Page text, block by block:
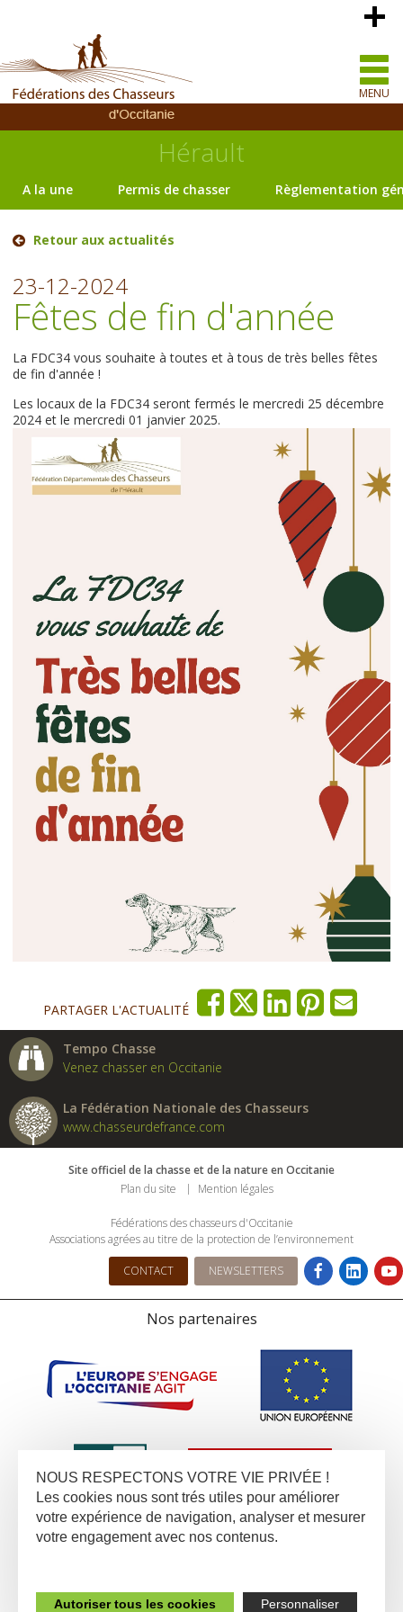
MENU
Hérault
A la une Permis de chasser Règlementation
Retour aux actualités
23-12-2024
Fêtes de fin d'année
La FDC34 vous souhaite à toutes et à tous de très belles fêtes
de fin d'année !
Les locaux de la FDC34 seront fermés le mercredi 25 décembre
2024 et le mercredi 01 janvier 2025.
PARTAGER L'ACTUALITÉ
Tempo Chasse
Venez chasser en Occitanie
La Fédération Nationale des Chasseurs
www.chasseurdefrance.com
Site officiel de la chasse et de la nature en Occitanie
Plan du site
Mention légales
Fédérations des chasseurs d'Occitanie
Associations agrées au titre de la protection de l’environnement
CONTACT NEWSLETTERS
Nos partenaires
NOUS RESPECTONS VOTRE VIE PRIVÉE !
Les cookies nous sont trés utiles pour améliorer
votre expérience de navigation, analyser et mesurer
votre engagement avec nos contenus.
Autoriser tous les cookies Personnaliser